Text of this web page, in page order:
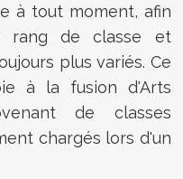
à tout moment, afin
rang de classe et
plus variés. Ce
à la fusion d'Arts
de classes
chargés lors d'un